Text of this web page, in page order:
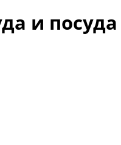
и посуда